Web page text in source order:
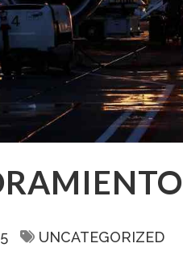
UNCATEGORIZED